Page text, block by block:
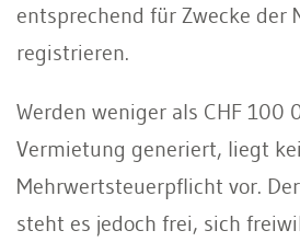
entsprechend für Zwecke der
registrieren.
Werden weniger als CHF 100
Vermietung generiert, liegt
Mehrwertsteuerpflicht vor.
steht es jedoch frei, sich